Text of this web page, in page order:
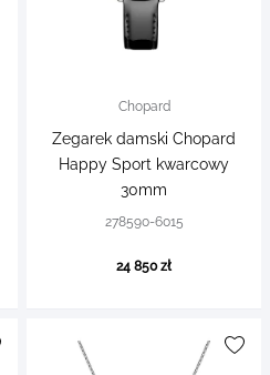
Chopard
Zegarek damski Chopard
Happy Sport kwarcowy
30mm
278590-6015
24 850 zł